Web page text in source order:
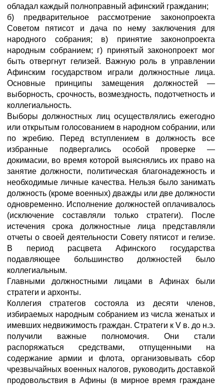
обладал каждый полноправный афинский гражданин;
б) предварительное рассмотрение законопроекта
Советом пятисот и дача по нему заключения для
народного собрания; в) принятие законопроекта
народным собранием; г) принятый законопроект мог
быть отвергнут гелизей. Важную роль в управлении
Афинским государством играли должностные лица.
Основные принципы замещения должностей —
выборность, срочность, возмездность, подотчетность и
коллегиальность.
Выборы должностных лиц осуществлялись ежегодно
или открытым голосованием в народном собрании, или
по жребию. Перед вступлением в должность все
избранные подвергались особой проверке —
докимасии, во время которой выяснялись их право на
занятие должности, политическая благонадежность и
необходимые личные качества. Нельзя было занимать
должность (кроме военных) дважды или две должности
одновременно. Исполнение должностей оплачивалось
(исключение составляли только стратеги). После
истечения срока должностные лица представляли
отчеты о своей деятельности Совету пятисот и гелиэе.
В период расцвета Афинского государства
подавляющее большинство должностей было
коллегиальным.
Главными должностными лицами в Афинах были
стратеги и архонты.
Коллегия стратегов состояла из десяти членов,
избираемых народным собранием из числа женатых и
имевших недвижимость граждан. Стратеги к V в. до н.э.
получили важные полномочия. Они стали
распоряжаться средствами, отпущенными на
содержание армии и флота, организовывать сбор
чрезвычайных военных налогов, руководить доставкой
продовольствия в Афины (в мирное время граждане